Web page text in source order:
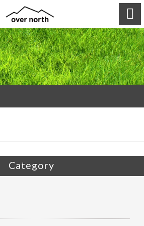

Category